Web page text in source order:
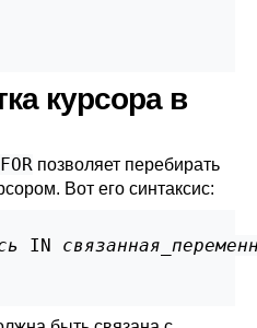
курсора в
FOR позволяет перебирать
Вот его синтаксис:
IN